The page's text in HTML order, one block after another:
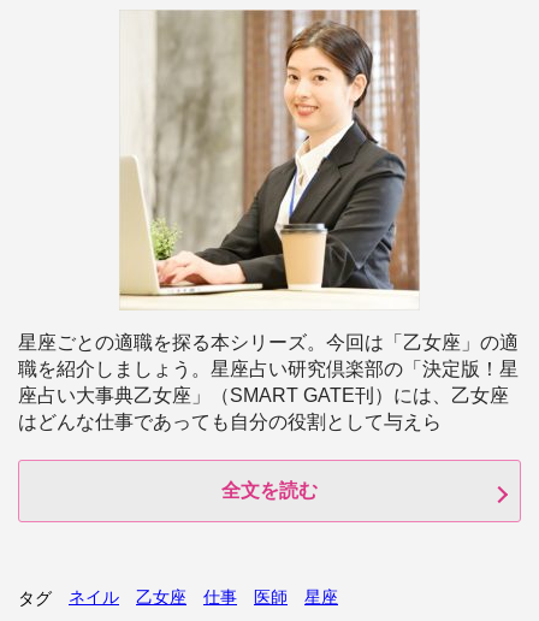
星座ごとの適職を探る本シリーズ。今回は「乙女座」の適
職を紹介しましょう。星座占い研究倶楽部の「決定版！星
座占い大事典乙女座」（SMART GATE刊）には、乙女座
はどんな仕事であっても自分の役割として与えら
全文を読む
タグ ネイル 乙女座 仕事 医師 星座